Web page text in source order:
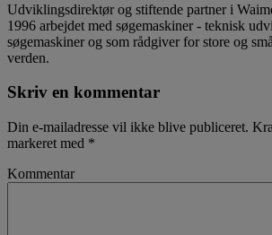
Udviklingsdirektør og stiftende partner i
1996 arbejdet med søgemaskiner - teknisk
søgemaskiner og som rådgiver for store og
verden.
Skriv en kommentar
Din e-mailadresse vil ikke blive publiceret.
markeret med *
Kommentar